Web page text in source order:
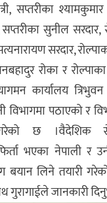
सप्तरीका
सप्तरीका सुनील
सरदार,
रोका र
कार्यालय
विभागमा पठाएको र
छ ।वैदेशिक
भएका नेपाली र
बयान लिने तयारी
गुरागाईले जानकारी